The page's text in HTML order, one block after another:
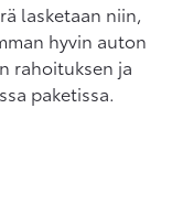
lasketaan niin,
hyvin auton
rahoituksen ja
paketissa.